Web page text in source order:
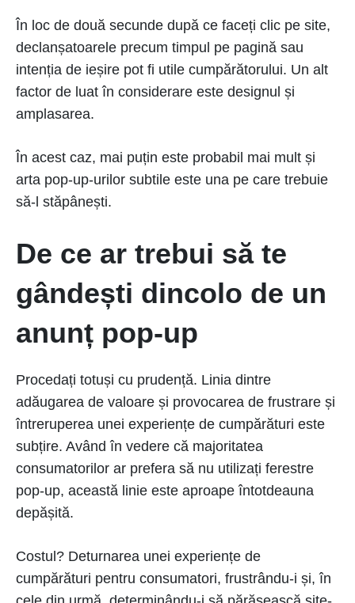
În loc de două secunde după ce faceți clic pe site,
declanșatoarele precum timpul pe pagină sau
intenția de ieșire pot fi utile cumpărătorului. Un alt
factor de luat în considerare este designul și
amplasarea.
În acest caz, mai puțin este probabil mai mult și
arta pop-up-urilor subtile este una pe care trebuie
să-l stăpânești.
De ce ar trebui să te
gândești dincolo de un
anunț pop-up
Procedați totuși cu prudență. Linia dintre
adăugarea de valoare și provocarea de frustrare și
întreruperea unei experiențe de cumpărături este
subțire. Având în vedere că majoritatea
consumatorilor ar prefera să nu utilizați ferestre
pop-up, această linie este aproape întotdeauna
depășită.
Costul? Deturnarea unei experiențe de
cumpărături pentru consumatori, frustrându-i și, în